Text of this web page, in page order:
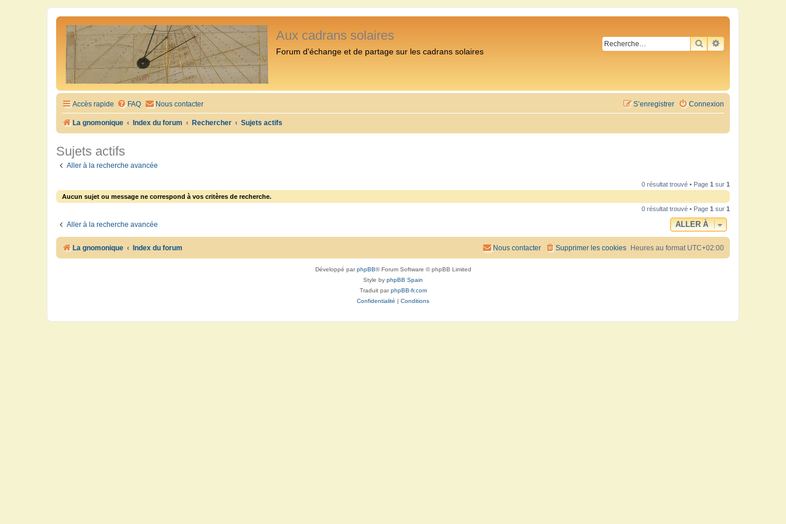
Aux cadrans solaires
Forum d'échange et de partage sur les cadrans solaires
RECHERCHER
RECHERCHE
Accès rapide FAQ Nous contacter Connexion
S’enregistrer
La gnomonique Index du forum Rechercher Sujets actifs
Sujets actifs
Aller à la recherche avancée
0 résultat trouvé • Page 1 sur 1
Aucun sujet ou message ne correspond à vos critères de recherche.
0 résultat trouvé • Page 1 sur 1
Aller à la recherche avancée ALLER À
La gnomonique Index du forum Heures au format UTC+02:00
Supprimer les cookies
Nous contacter
Développé parphpBB® Forum Software © phpBB Limited
Style by phpBB Spain
Traduit parphpBB-fr.com
Confidentialité | Conditions